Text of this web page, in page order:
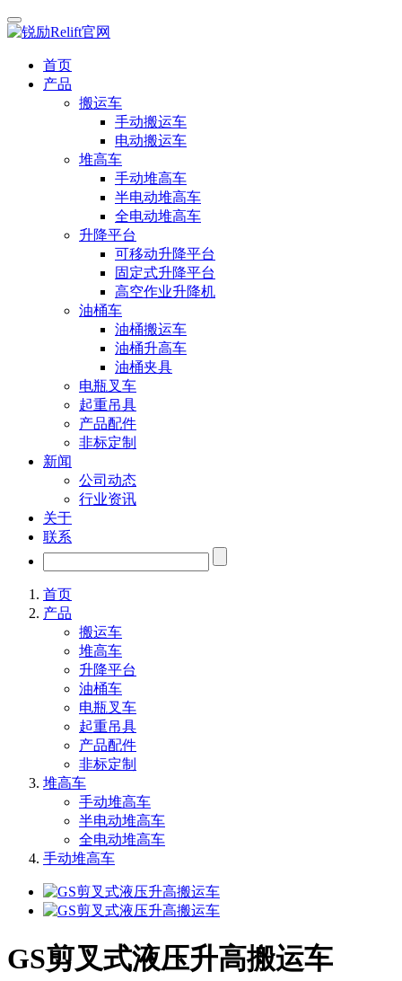
首页
产品
搬运车
手动搬运车
电动搬运车
堆高车
手动堆高车
半电动堆高车
全电动堆高车
升降平台
可移动升降平台
固定式升降平台
高空作业升降机
油桶车
油桶搬运车
油桶升高车
油桶夹具
电瓶叉车
起重吊具
产品配件
非标定制
新闻
公司动态
行业资讯
关于
联系
首页
产品
搬运车
堆高车
升降平台
油桶车
电瓶叉车
起重吊具
产品配件
非标定制
堆高车
手动堆高车
半电动堆高车
全电动堆高车
手动堆高车
GS剪叉式液压升高搬运车